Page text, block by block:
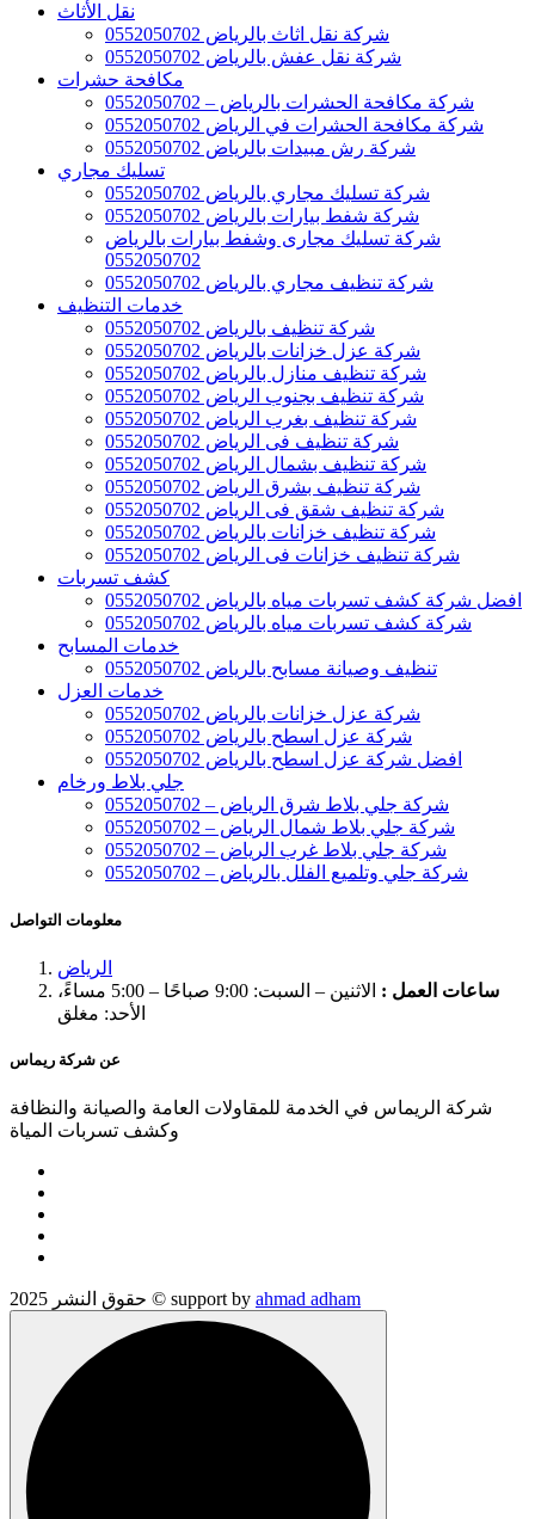
نقل الأثاث
شركة نقل اثاث بالرياض 0552050702
شركة نقل عفش بالرياض 0552050702
مكافحة حشرات
شركة مكافحة الحشرات بالرياض – 0552050702
شركة مكافحة الحشرات في الرياض 0552050702
شركة رش مبيدات بالرياض 0552050702
تسليك مجاري
شركة تسليك مجاري بالرياض 0552050702
شركة شفط بيارات بالرياض 0552050702
شركة تسليك مجارى وشفط بيارات بالرياض
0552050702
شركة تنظيف مجاري بالرياض 0552050702
خدمات التنظيف
شركة تنظيف بالرياض 0552050702
شركة عزل خزانات بالرياض 0552050702
شركة تنظيف منازل بالرياض 0552050702
شركة تنظيف بجنوب الرياض 0552050702
شركة تنظيف بغرب الرياض 0552050702
شركة تنظيف فى الرياض 0552050702
شركة تنظيف بشمال الرياض 0552050702
شركة تنظيف بشرق الرياض 0552050702
شركة تنظيف شقق فى الرياض 0552050702
شركة تنظيف خزانات بالرياض 0552050702
شركة تنظيف خزانات فى الرياض 0552050702
كشف تسربات
افضل شركة كشف تسربات مياه بالرياض 0552050702
شركة كشف تسربات مياه بالرياض 0552050702
خدمات المسابح
تنظيف وصيانة مسابح بالرياض 0552050702
خدمات العزل
شركة عزل خزانات بالرياض 0552050702
شركة عزل اسطح بالرياض 0552050702
افضل شركة عزل اسطح بالرياض 0552050702
جلي بلاط ورخام
شركة جلي بلاط شرق الرياض – 0552050702
شركة جلي بلاط شمال الرياض – 0552050702
شركة جلي بلاط غرب الرياض – 0552050702
شركة جلي وتلميع الفلل بالرياض – 0552050702
معلومات التواصل
الرياض
ساعات العمل :
الاثنين – السبت: 9:00 صباحًا – 5:00 مساءً،
الأحد: مغلق
عن شركة ريماس
شركة الريماس في الخدمة للمقاولات العامة والصيانة والنظافة
وكشف تسربات المياة
حقوق النشر 2025 © support by ahmad adham